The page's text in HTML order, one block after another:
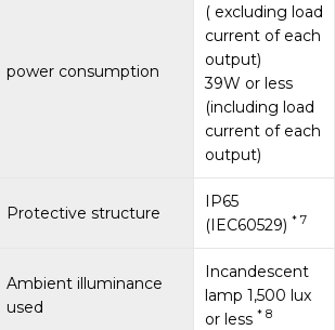
power consumption
( excluding load
current of each
output)
39W or less
(including load
current of each
output)
Protective structure
IP65
(IEC60529) * 7
Ambient illuminance
used
Incandescent
lamp 1,500 lux
or less * 8